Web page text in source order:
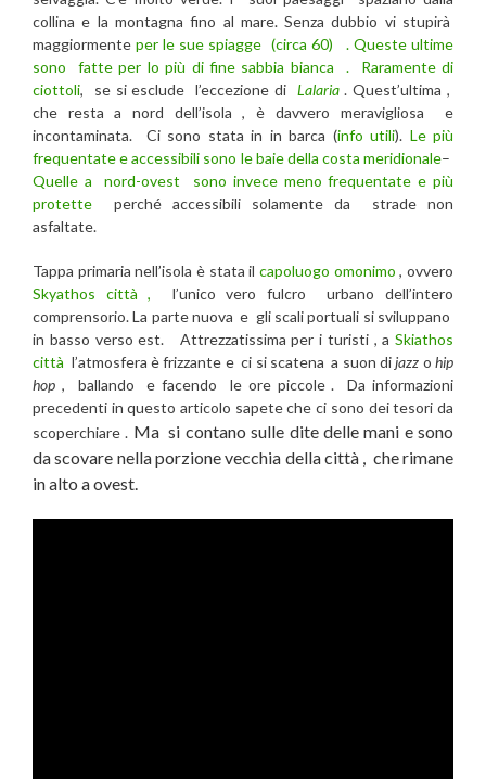
collina e la montagna fino al mare. Senza dubbio vi stupirà
maggiormenteper le sue spiagge (circa 60) . Queste ultime
sono fatte per lo più di fine sabbia bianca . Raramente di
ciottoli, se si esclude l’eccezione di Lalaria. Quest’ultima ,
che resta a nord dell’isola , è davvero meravigliosa e
incontaminata. Ci sono stata in in barca (info utili). Le più
frequentate e accessibili sono le baie della costa meridionale–
Quelle a nord-ovest sono invece meno frequentate e più
protette
perché accessibili solamente da strade non
asfaltate.
Tappa primaria nell’isola è stata il capoluogo omonimo , ovvero
Skyathos città ,
l’unico vero fulcro urbano dell’intero
comprensorio. La parte nuova e gli scali portuali si sviluppano
in basso verso est. Attrezzatissima per i turisti , a Skiathos
città l’atmosfera è frizzante e ci si scatena a suon dijazz o hip
hop , ballando e facendo le ore piccole . Da informazioni
precedenti in questo articolo sapete che ci sono dei tesori da
scoperchiare . Ma si contano sulle dite delle mani e sono
da scovare nella porzione vecchia della città , che rimane
in alto a ovest.